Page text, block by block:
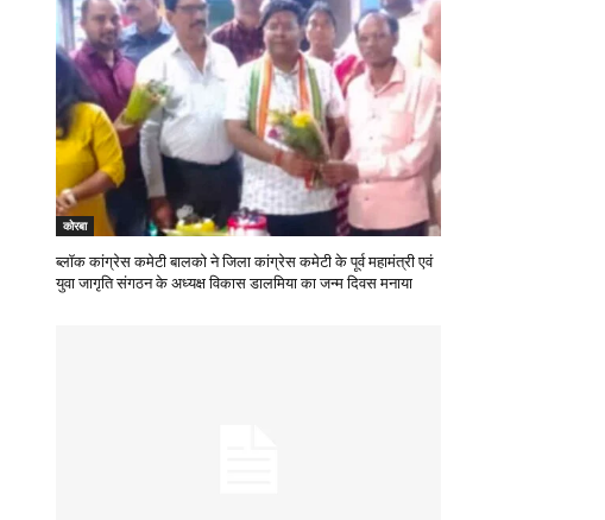
कोरबा
ब्लॉक कांग्रेस कमेटी बालको ने जिला कांग्रेस कमेटी के पूर्व महामंत्री एवं
युवा जागृति संगठन के अध्यक्ष विकास डालमिया का जन्म दिवस मनाया